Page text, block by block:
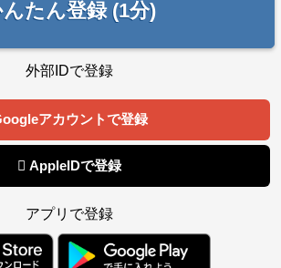
たん登録 (1分)
外部IDで登録
アカウントで登録
 AppleIDで登録
アプリで登録